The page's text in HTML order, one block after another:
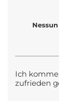
Ich
zufrieden